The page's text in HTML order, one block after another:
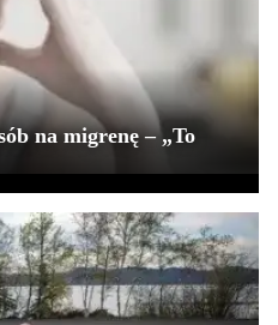
na migrenę – „To